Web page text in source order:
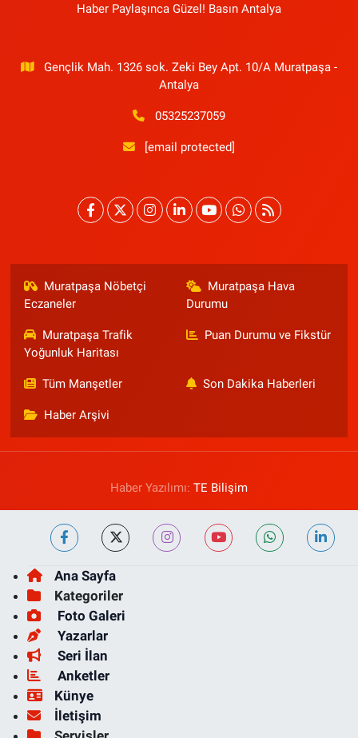
Haber Paylaşınca Güzel! Basın Antalya
Gençlik Mah. 1326 sok. Zeki Bey Apt. 10/A Muratpaşa -
Antalya
05325237059
[email protected]
Muratpaşa Nöbetçi
Eczaneler
Muratpaşa Hava
Durumu
Muratpaşa Trafik
Yoğunluk Haritası
Puan Durumu ve Fikstür
Tüm Manşetler Son Dakika Haberleri
Haber Arşivi
Haber Yazılımı: TE Bilişim
Ana Sayfa
Kategoriler
Foto Galeri
Yazarlar
Seri İlan
Anketler
Künye
İletişim